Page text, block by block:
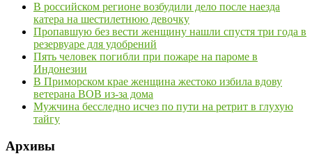
В российском регионе возбудили дело после наезда
катера на шестилетнюю девочку
Пропавшую без вести женщину нашли спустя три года в
резервуаре для удобрений
Пять человек погибли при пожаре на пароме в
Индонезии
В Приморском крае женщина жестоко избила вдову
ветерана ВОВ из-за дома
Мужчина бесследно исчез по пути на ретрит в глухую
тайгу
Архивы